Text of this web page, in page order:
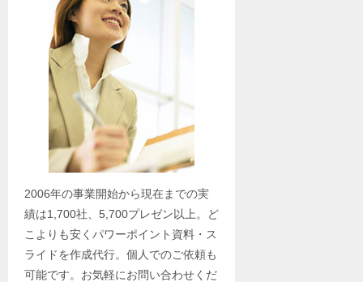
2006年の事業開始から現在までの実
績は1,700社、5,700プレゼン以上。ど
こよりも安くパワーポイント資料・ス
ライドを作成代行。個人でのご依頼も
可能です。お気軽にお問い合わせくだ